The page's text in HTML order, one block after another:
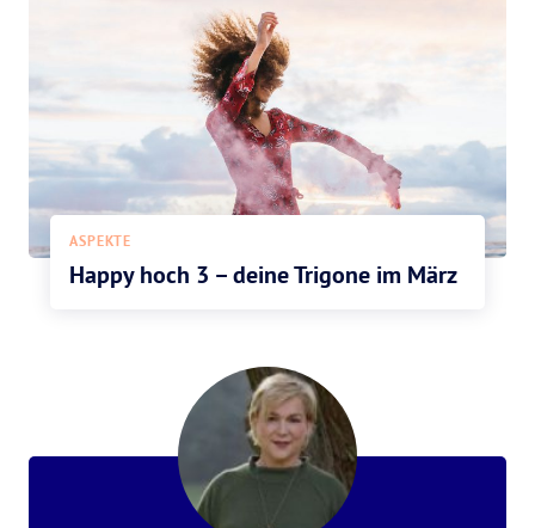
ASPEKTE
Happy hoch 3 – deine Trigone im März